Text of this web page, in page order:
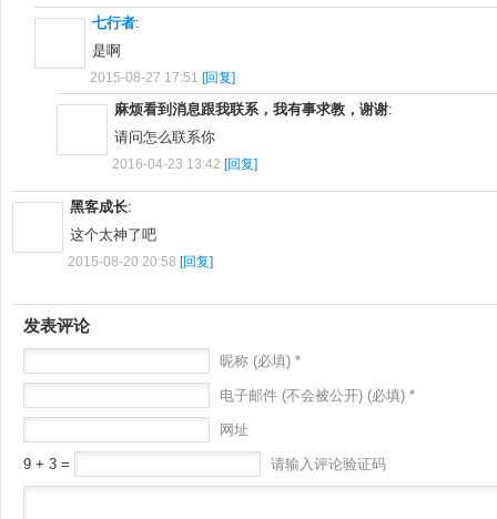
七行者:
是啊
2015-08-27 17:51 [回复]
麻烦看到消息跟我联系，我有事求教，谢谢:
请问怎么联系你
2016-04-23 13:42 [回复]
黑客成长:
这个太神了吧
2015-08-20 20:58 [回复]
发表评论
昵称 (必填) *
电子邮件 (不会被公开) (必填) *
网址
9 + 3 = 请输入评论验证码